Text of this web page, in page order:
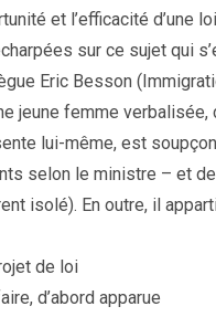
et l’efficacité d’une
sur ce sujet qui
Eric Besson
jeune femme
lui-même, est
selon le ministre – et
isolé). En outre, il
de loi
d’abord apparue